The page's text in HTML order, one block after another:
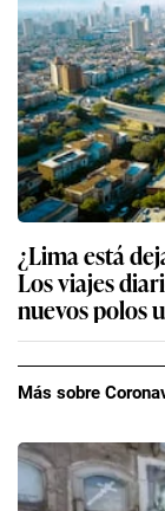
¿Lima está
Los viajes
nuevos polos
Más sobre